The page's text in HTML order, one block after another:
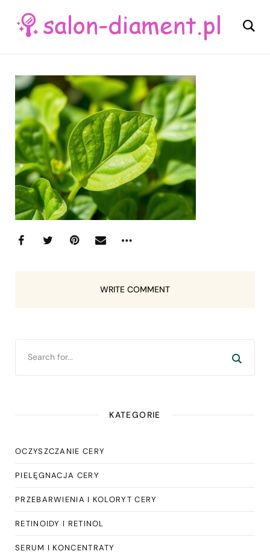
WRITE COMMENT
KATEGORIE
OCZYSZCZANIE CERY
PIELĘGNACJA CERY
PRZEBARWIENIA I KOLORYT CERY
RETINOIDY I RETINOL
SERUM I KONCENTRATY